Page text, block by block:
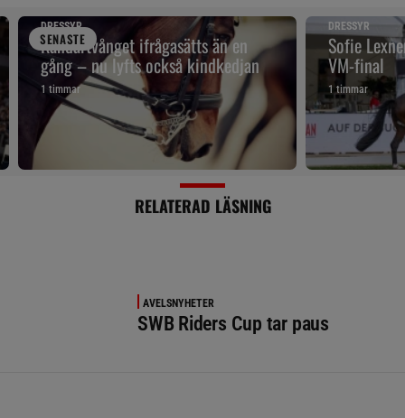
SENASTE
DRESSYR
Kandartvånget ifrågasätts än en
gång – nu lyfts också kindkedjan
1 timmar
DRESSYR
Sofie
VM-final
1 timmar
RELATERAD LÄSNING
AVELSNYHETER
SWB Riders Cup tar paus